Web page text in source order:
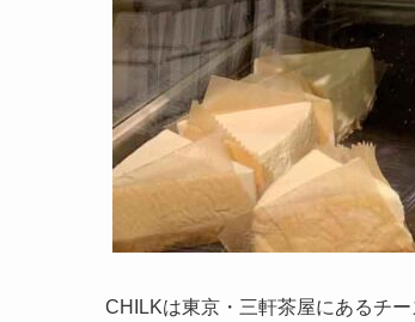
CHILKは東京・三軒茶屋にあるチ